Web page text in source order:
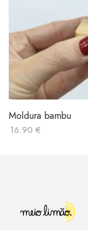
Moldura bambu
16.90 €